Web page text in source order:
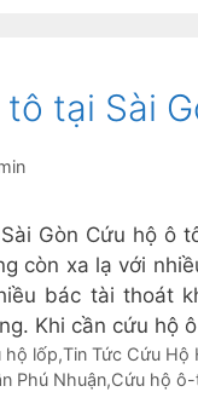
tại Sài
Gòn Cứu hộ ô
còn xa lạ với
bác tài thoát
Khi cần cứu hộ
hộ lốp,Tin Tức Cứu Hộ
Phú Nhuận,Cứu hộ